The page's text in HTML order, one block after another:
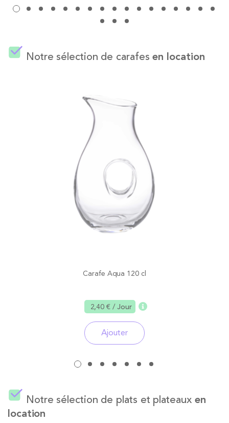
Notre sélection de carafesen location
Carafe Aqua 120 cl
2,40 €/ Jour
Ajouter
Notre sélection de plats et plateauxen
location